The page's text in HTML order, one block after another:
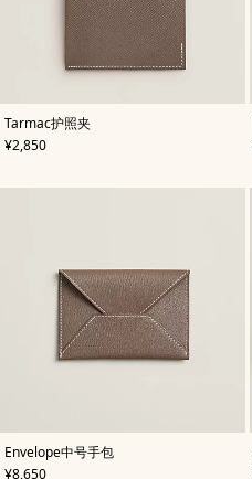
Tarmac护照夹
,颜
色:
米
然
,
价格
¥2,850
Envelope中号手包
,颜
色:
,
价格
¥8,650